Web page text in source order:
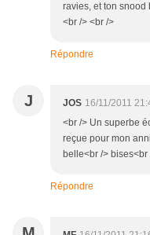
ravies, et ton snood
<br /> <br />
Répondre
J JOS 16/11/2011
<br /> Un superbe
reçue pour mon
belle<br /> bises<br
Répondre